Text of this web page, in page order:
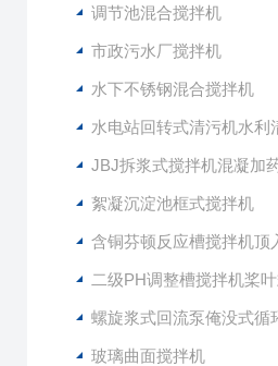
调节池混合搅拌机
市政污水厂搅拌机
水下不锈钢混合搅拌机
水电站回转式清污机水利
JBJ拆浆式搅拌机混凝加药池混合
絮凝沉淀池框式搅拌机
含铜芬顿反应槽搅拌机顶入
二级PH调整槽搅拌机桨叶式
螺旋浆式回流泵俺没式循
玻璃曲面搅拌机